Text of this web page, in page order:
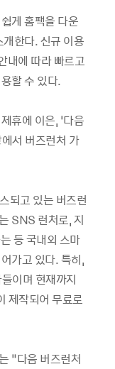
게 홈팩을 다운
한다. 신규 이용
내에 따라 빠르고
할 수 있다.
휴에 이은, ‘다음
서 버즈런처 가
되고 있는 버즈런
SNS 런처로, 지
등 국내외 스마
가고 있다. 특히,
이며 현재까지
제작되어 무료로
“다음 버즈런처